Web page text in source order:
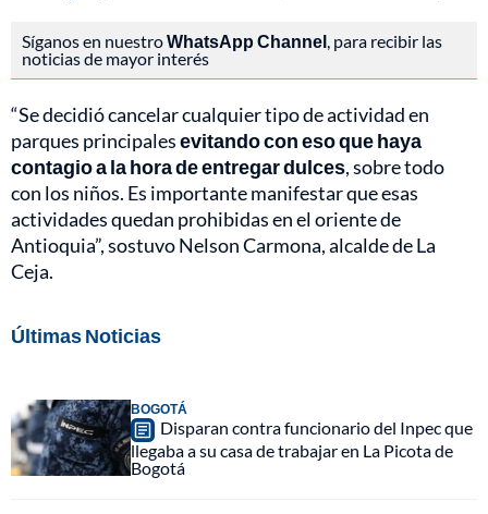
Síganos en nuestroWhatsApp Channel , para recibir las
noticias de mayor interés
“Se decidió cancelar cualquier tipo de actividad en
parques principalesevitando con eso que haya
contagio a la hora de entregar dulces, sobre todo
con los niños. Es importante manifestar que esas
actividades quedan prohibidas en el oriente de
Antioquia”, sostuvo Nelson Carmona, alcalde de La
Ceja.
Últimas Noticias
BOGOTÁ
Disparan contra funcionario del Inpec que
llegaba a su casa de trabajar en La Picota de
Bogotá